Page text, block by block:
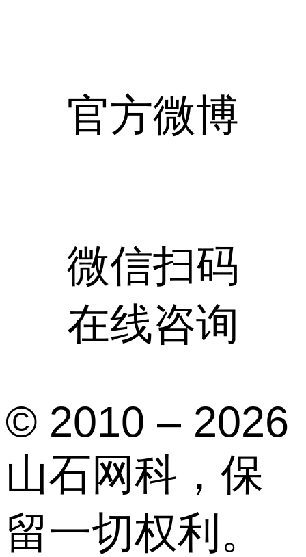
官方微博
微信扫码
在线咨询
© 2010 – 2026
山石网科，保
留一切权利。